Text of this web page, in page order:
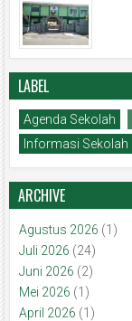
LABEL
Agenda Sekolah
Informasi Sekolah
ARCHIVE
Agustus 2026 (1)
Juli 2026 (24)
Juni 2026 (2)
Mei 2026 (1)
April 2026 (1)